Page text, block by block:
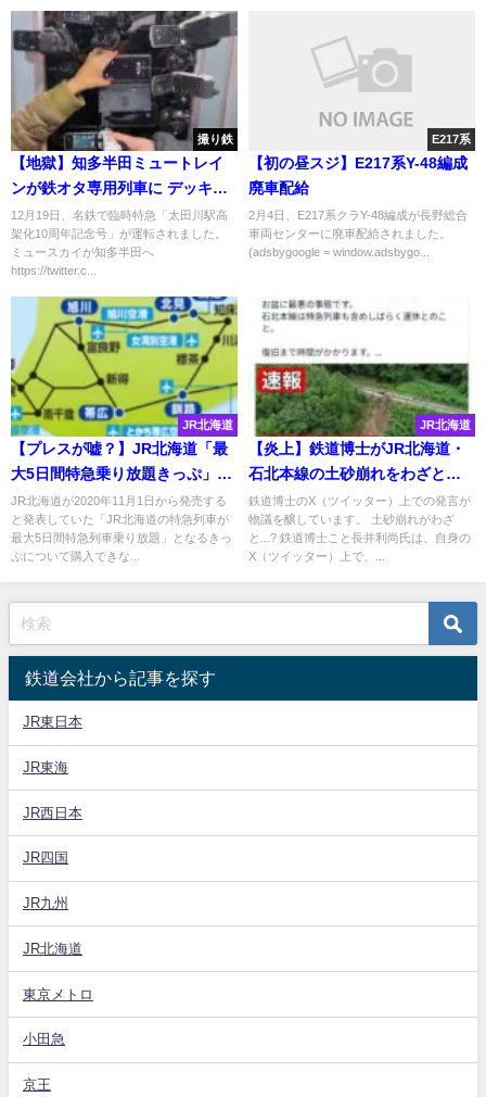
撮り鉄
【地獄】知多半田ミュートレイ
ンが鉄オタ専用列車に デッキが
通れない 前面展望は撮れないの
になぜ？
12月19日、名鉄で臨時特急「太田川駅高
架化10周年記念号」が運転されました。
ミュースカイが知多半田へ
https://twitter.c...
E217系
【初の昼スジ】E217系Y-48編成
廃車配給
2月4日、E217系クラY-48編成が長野総合
車両センターに廃車配給されました。
(adsbygoogle = window.adsbygo...
JR北海道
【プレスが嘘？】JR北海道「最
大5日間特急乗り放題きっぷ」が
購入できないトラブル 全旅行
会社で取り扱いなし
JR北海道が2020年11月1日から発売する
と発表していた「JR北海道の特急列車が
最大5日間特急列車乗り放題」となるきっ
ぷについて購入できな...
JR北海道
【炎上】鉄道博士がJR北海道・
石北本線の土砂崩れをわざとや
っていると発言
鉄道博士のX（ツイッター）上での発言が
物議を醸しています。 土砂崩れがわざ
と...? 鉄道博士こと長井利尚氏は、自身の
X（ツイッター）上で、...
鉄道会社から記事を探す
JR東日本
JR東海
JR西日本
JR四国
JR九州
JR北海道
東京メトロ
小田急
京王